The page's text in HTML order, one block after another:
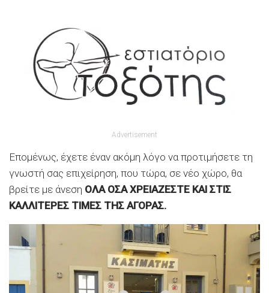
Advertisement
Επομένως, έχετε έναν ακόμη λόγο να προτιμήσετε τη
γνωστή σας επιχείρηση, που τώρα, σε νέο χώρο, θα
βρείτε με άνεση ΟΛΑ ΟΣΑ ΧΡΕΙΑΖΕΣΤΕ ΚΑΙ ΣΤΙΣ
ΚΑΛΛΙΤΕΡΕΣ ΤΙΜΕΣ ΤΗΣ ΑΓΟΡΑΣ.